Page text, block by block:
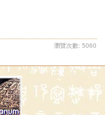
瀏覽次數: 5060